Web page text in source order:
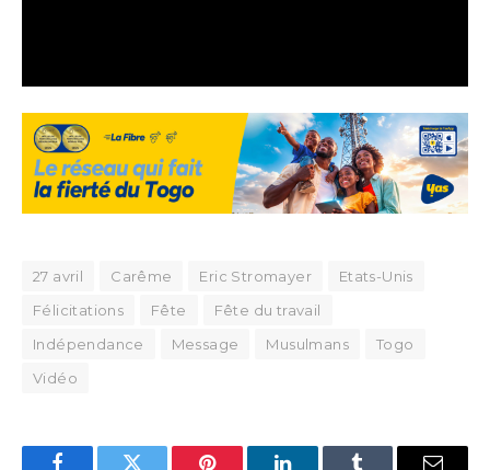
27 avril Carême Eric Stromayer
Etats-Unis
Félicitations
Fête
Fête du travail
Indépendance
Message Musulmans
Togo
Vidéo